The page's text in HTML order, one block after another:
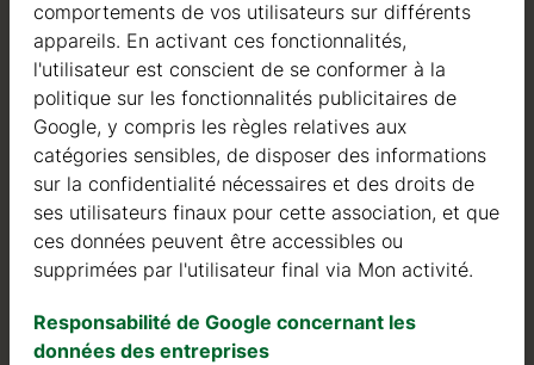
fournisseurs de bois. Nous utilisons exclusivement du
sapin nordique à croissance lente provenant de forêts
certifiées FSC en Europe du Nord.
Le bois de sapin nordique se distingue par ses
caractéristiques idéales dans la construction de maisons
en bois. Il est de couleur très claire, avec peu de nœuds,
et est connu pour sa résistance à la pourriture, à la
moisissure et aux insectes.
continuons à investir dans des machines automatiques
pour pouvoir produire des produits de qualité toujours
un
comportements de vos utilisateurs sur différents
appareils. En activant ces fonctionnalités,
l'utilisateur est conscient de se conformer à la
politique sur les fonctionnalités publicitaires de
Google, y compris les règles relatives aux
catégories sensibles, de disposer des informations
sur la confidentialité nécessaires et des droits de
ses utilisateurs finaux pour cette association, et que
ces données peuvent être accessibles ou
supprimées par l'utilisateur final via Mon activité.
Responsabilité de Google concernant les
données des entreprises